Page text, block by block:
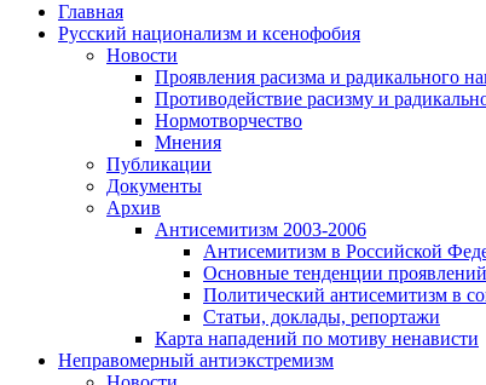
Главная
Русский национализм и ксенофобия
Новости
Проявления расизма и радикального
Противодействие расизму и
Нормотворчество
Мнения
Публикации
Документы
Архив
Антисемитизм 2003-2006
Антисемитизм в Российской
Основные тенденции
Политический антисемитизм в
Статьи, доклады, репортажи
Карта нападений по мотиву ненависти
Неправомерный антиэкстремизм